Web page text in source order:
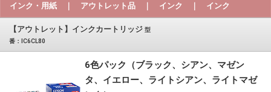
インク・用紙 ｜ アウトレット品 ｜ インク ｜ インク
【アウトレット】インクカートリッジ 型
番：IC6CL80
6色パック（ブラック、シアン、マゼン
タ、イエロー、ライトシアン、ライトマゼ